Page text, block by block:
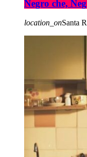
Negro che,
location_onSanta